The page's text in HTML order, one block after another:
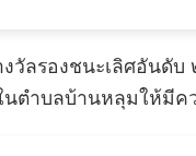
วัลรองชนะเลิศอันดั
ในตำบลบ้านหลุมให้